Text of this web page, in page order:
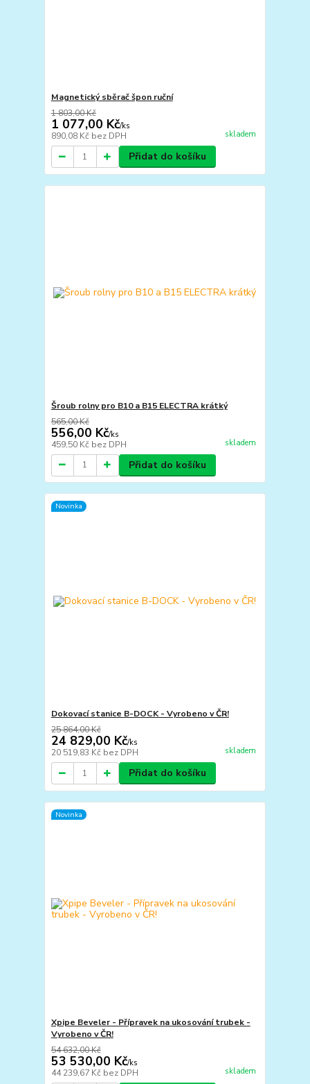
Magnetický sběrač špon ruční
1 803,00 Kč
1 077,00 Kč/ks
890,08 Kč bez DPH skladem
Přidat do košíku
Šroub rolny pro B10 a B15 ELECTRA krátký
565,00 Kč
556,00 Kč/ks
459,50 Kč bez DPH skladem
Přidat do košíku
Novinka
Dokovací stanice B-DOCK - Vyrobeno v ČR!
25 864,00 Kč
24 829,00 Kč/ks
20 519,83 Kč bez DPH skladem
Přidat do košíku
Novinka
Xpipe Beveler - Přípravek na ukosování trubek -
Vyrobeno v ČR!
54 632,00 Kč
53 530,00 Kč/ks
44 239,67 Kč bez DPH skladem